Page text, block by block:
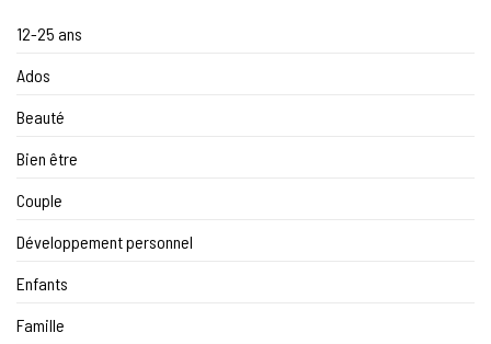
12-25 ans
Ados
Beauté
Bien être
Couple
Développement personnel
Enfants
Famille